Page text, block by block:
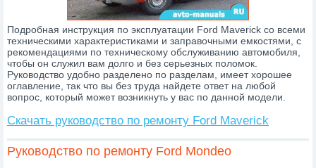
Подробная инструкция по эксплуатации Ford Maverick со всеми
техническими характеристиками и заправочными емкостями, с
рекомендациями по техническому обслуживанию автомобиля,
чтобы он служил вам долго и без серьезных поломок.
Руководство удобно разделено по разделам, имеет хорошее
оглавление, так что вы без труда найдете ответ на любой
вопрос, который может возникнуть у вас по данной модели.
Скачать руководство по ремонту Ford Maverick
Руководство по ремонту Ford Mondeo